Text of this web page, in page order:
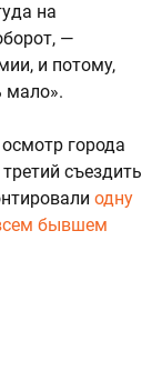
на
—
и потому,
мало».
города
съездить
одну
бывшем